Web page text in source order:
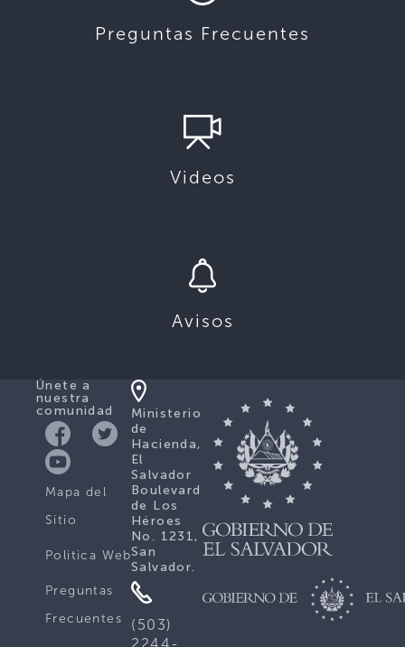
Preguntas Frecuentes
Videos
Avisos
Únete a
nuestra
comunidad
Mapa del
Sitio
Politica Web
Preguntas
Frecuentes
Ministerio
de
Hacienda,
El
Salvador
Boulevard
de Los
Héroes
No. 1231,
San
Salvador.
(503)